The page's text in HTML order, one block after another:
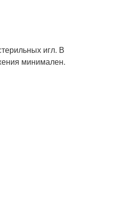
игл. В
минимален.